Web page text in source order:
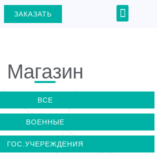
ЗАКАЗАТЬ Menu
Магазин
ВСЕ
ВОЕННЫЕ
ГОС.УЧЕРЕЖДЕНИЯ